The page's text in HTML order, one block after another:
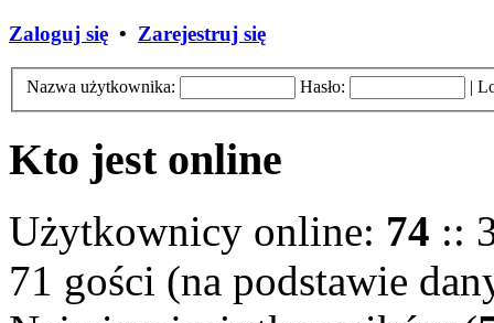
Zaloguj się • Zarejestruj się
Nazwa użytkownika: Hasło: |
Kto jest online
Użytkownicy online: 74 ::
71 gości (na podstawie